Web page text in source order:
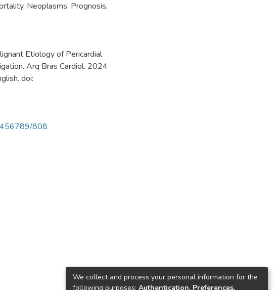
, Neoplasms, Prognosis,
Etiology of Pericardial
Arq Bras Cardiol. 2024
doi:
808
We collect and process your personal information for the
following purposes: Authentication, Preferences,